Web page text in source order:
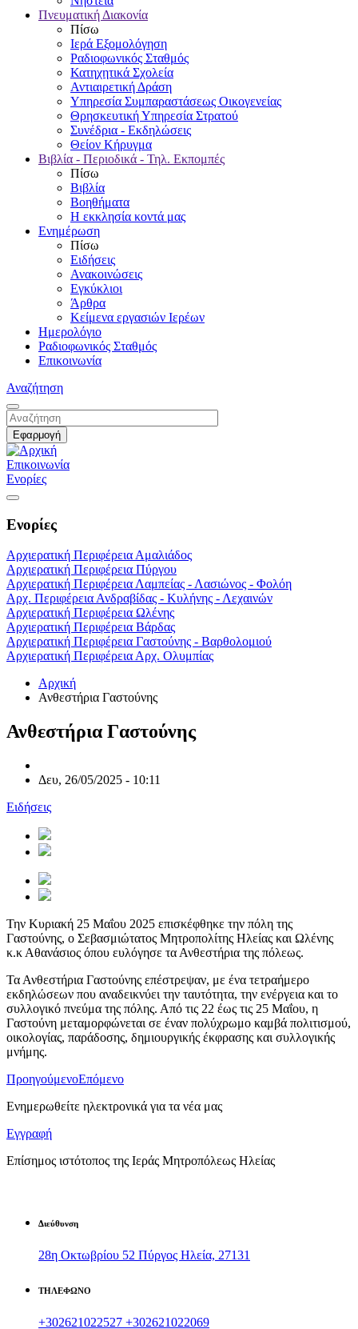
Πνευματική Διακονία
Πίσω
Ιερά Εξομολόγηση
Ραδιοφωνικός Σταθμός
Κατηχητικά Σχολεία
Αντιαιρετική Δράση
Υπηρεσία Συμπαραστάσεως Οικογενείας
Θρησκευτική Υπηρεσία Στρατού
Συνέδρια - Εκδηλώσεις
Θείον Κήρυγμα
Βιβλία - Περιοδικά - Τηλ. Εκπομπές
Πίσω
Βιβλία
Βοηθήματα
Η εκκλησία κοντά μας
Ενημέρωση
Πίσω
Ειδήσεις
Ανακοινώσεις
Εγκύκλιοι
Άρθρα
Κείμενα εργασιών Ιερέων
Ημερολόγιο
Ραδιοφωνικός Σταθμός
Επικοινωνία
Αναζήτηση
Επικοινωνία
Ενορίες
Ενορίες
Αρχιερατική Περιφέρεια Αμαλιάδος
Αρχιερατική Περιφέρεια Πύργου
Αρχιερατική Περιφέρεια Λαμπείας - Λασιώνος - Φολόη
Αρχ. Περιφέρεια Ανδραβίδας - Κυλήνης - Λεχαινών
Αρχιερατική Περιφέρεια Ωλένης
Αρχιερατική Περιφέρεια Βάρδας
Αρχιερατική Περιφέρεια Γαστούνης - Βαρθολομιού
Αρχιερατική Περιφέρεια Αρχ. Ολυμπίας
Αρχική
Ανθεστήρια Γαστούνης
Ανθεστήρια Γαστούνης
Δευ, 26/05/2025 - 10:11
Ειδήσεις
Την Κυριακή 25 Μαΐου 2025 επισκέφθηκε την πόλη της
Γαστούνης, ο Σεβασμιώτατος Μητροπολίτης Ηλείας και Ωλένης
κ.κ Αθανάσιος όπου ευλόγησε τα Ανθεστήρια της πόλεως.
Τα Ανθεστήρια Γαστούνης επέστρεψαν, με ένα τετραήμερο
εκδηλώσεων που αναδεικνύει την ταυτότητα, την ενέργεια και το
συλλογικό πνεύμα της πόλης. Από τις 22 έως τις 25 Μαΐου, η
Γαστούνη μεταμορφώνεται σε έναν πολύχρωμο καμβά πολιτισμού,
οικολογίας, παράδοσης, δημιουργικής έκφρασης και συλλογικής
μνήμης.
ΠροηγούμενοΕπόμενο
Ενημερωθείτε ηλεκτρονικά για τα νέα μας
Εγγραφή
Επίσημος ιστότοπος της Ιεράς Μητροπόλεως Ηλείας
Διεύθυνση
28η Οκτωβρίου 52 Πύργος Ηλεία, 27131
ΤΗΛΕΦΩΝΟ
+302621022527 +302621022069